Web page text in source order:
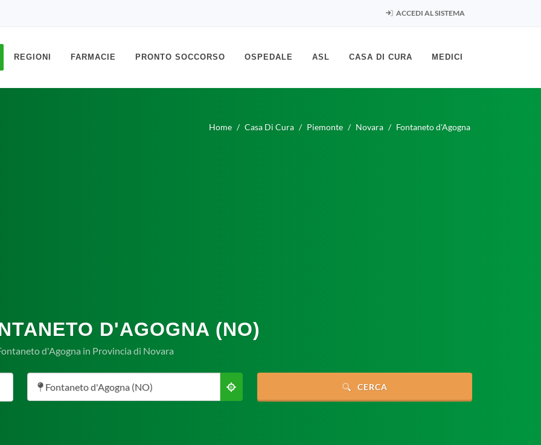
ACCEDI AL SISTEMA
REGIONI FARMACIE PRONTO SOCCORSO OSPEDALE ASL CASA DI CURA MEDICI
Home Casa Di Cura Piemonte Novara Fontaneto d'Agogna
D'AGOGNA (NO)
d'Agogna in Provincia di Novara
Fontaneto d'Agogna (NO) CERCA